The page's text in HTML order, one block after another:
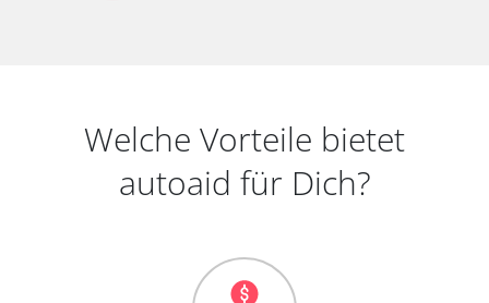
Welche Vorteile bietet
autoaid für Dich?